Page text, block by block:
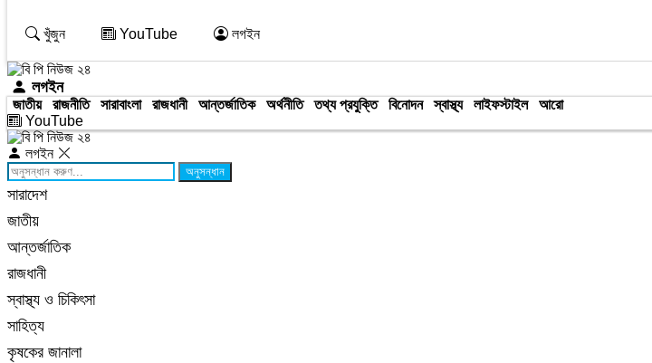
খুঁজুন YouTube লগইন
লগইন
জাতীয় রাজনীতি সারাবাংলা রাজধানী আন্তর্জাতিক অর্থনীতি তথ্য প্রযুক্তি বিনোদন স্বাস্থ্য লাইফস্টাইল
আরো
YouTube
লগইন
অনুসন্ধান
সারাদেশ
জাতীয়
আন্তর্জাতিক
রাজধানী
স্বাস্থ্য ও চিকিৎসা
সাহিত্য
কৃষকের জানালা